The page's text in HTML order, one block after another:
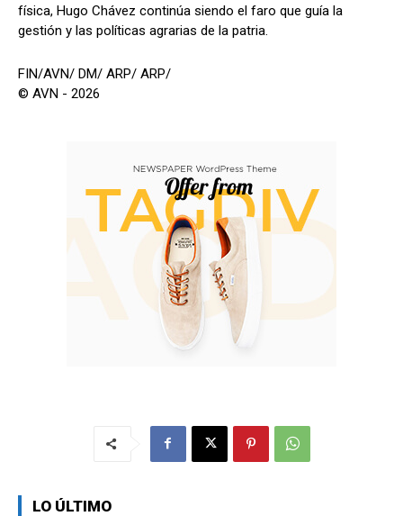
física, Hugo Chávez continúa siendo el faro que guía la
gestión y las políticas agrarias de la patria.
FIN/AVN/ DM/ ARP/ ARP/
© AVN - 2026
LO ÚLTIMO